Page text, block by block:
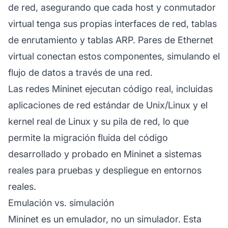
de red, asegurando que cada host y conmutador
virtual tenga sus propias interfaces de red, tablas
de enrutamiento y tablas ARP. Pares de Ethernet
virtual conectan estos componentes, simulando el
flujo de datos a través de una red.
Las redes Mininet ejecutan código real, incluidas
aplicaciones de red estándar de Unix/Linux y el
kernel real de Linux y su pila de red, lo que
permite la migración fluida del código
desarrollado y probado en Mininet a sistemas
reales para pruebas y despliegue en entornos
reales.
Emulación vs. simulación
Mininet es un emulador, no un simulador. Esta